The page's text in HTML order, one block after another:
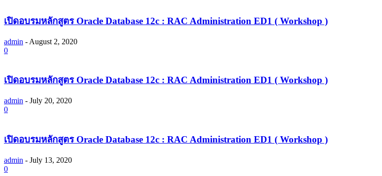
เปิดอบรมหลักสูตร Oracle Database 12c : RAC Administration ED1 ( Workshop )
admin - August 2, 2020
0
เปิดอบรมหลักสูตร Oracle Database 12c : RAC Administration ED1 ( Workshop )
admin - July 20, 2020
0
เปิดอบรมหลักสูตร Oracle Database 12c : RAC Administration ED1 ( Workshop )
admin - July 13, 2020
0